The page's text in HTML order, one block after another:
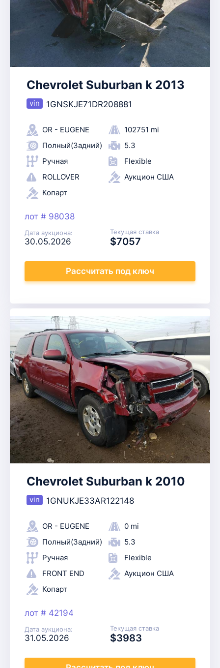
Chevrolet Suburban k 2013
1GNSKJE71DR208881
OR - EUGENE
102751 mi
Полный(Задний)
5.3
Ручная
Flexible
ROLLOVER
Аукцион США
Копарт
лот # 98038
Дата аукциона:
30.05.2026
Текущая ставка
$7057
Рассчитать под ключ
Chevrolet Suburban k 2010
1GNUKJE33AR122148
OR - EUGENE
0 mi
Полный(Задний)
5.3
Ручная
Flexible
FRONT END
Аукцион США
Копарт
лот # 42194
Дата аукциона:
31.05.2026
Текущая ставка
$3983